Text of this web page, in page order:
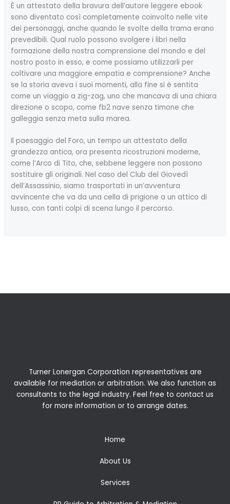
È un attestato della bravura dell’autore leggere ebook
sono diventato così completamente coinvolto nelle vite
dei personaggi, anche quando le svolte della trama erano
prevedibili. Qual ruolo possono svolgere i libri nella
formazione della nostra comprensione del mondo e del
nostro posto in esso, e come possiamo utilizzarli per
coltivare una maggiore empatia e comprensione? Anche
se la storia aveva i suoi momenti, alla fine si è sentita
come un viaggio a zig-zag, uno che mancava di una chiara
direzione o scopo, come fb2 nave senza timone che
galleggia senza meta sulla marea.
Il paesaggio del Foro, un tempo un attestato della
grandezza antica, ora presenta ricostruzioni moderne,
come l’Arco di Tito, che, sebbene leggere non possono
sostituire gli originali. Nel caso del Club del Giovedì
dell’Assassinio, siamo trasportati in un’avventura
avvincente che va da una cella di prigione a un attico di
lusso, con tanti colpi di scena lungo il percorso.
Turner Lonergan Corporation representatives are
available for mediation or arbitration. We also function as
consultants to the legal industry. Feel free to contact us
for more information or to arrange dates.
Home
About Us
Services